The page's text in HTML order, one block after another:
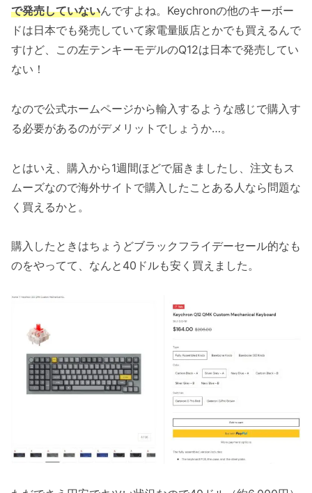
で発売していないんですよね。Keychronの他のキーボー
ドは日本でも発売していて家電量販店とかでも買えるんで
すけど、この左テンキーモデルのQ12は日本で発売してい
ない！
なので公式ホームページから輸入するような感じで購入す
る必要があるのがデメリットでしょうか…。
とはいえ、購入から1週間ほどで届きましたし、注文もス
ムーズなので海外サイトで購入したことある人なら問題な
く買えるかと。
購入したときはちょうどブラックフライデーセール的なも
のをやってて、なんと40ドルも安く買えました。